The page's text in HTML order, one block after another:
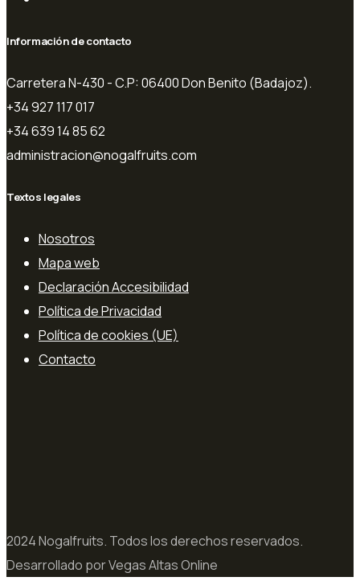
Información de contacto
Carretera N-430 - C.P: 06400 Don Benito (Badajoz).
+34 927 117 017
+34 639 14 85 62
administracion@nogalfruits.com
Textos legales
Nosotros
Mapa web
Declaración Accesibilidad
Política de Privacidad
Política de cookies (UE)
Contacto
2024 Nogalfruits. Todos los derechos reservados.
Desarrollado por Vegas Altas Online